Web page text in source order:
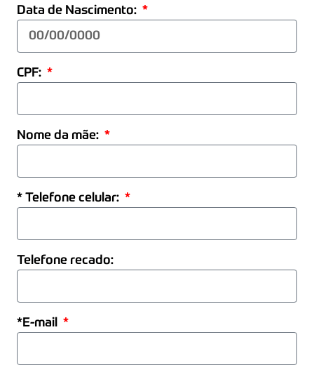
Data de Nascimento:
CPF:
Nome da mãe:
* Telefone celular:
Telefone recado:
*E-mail